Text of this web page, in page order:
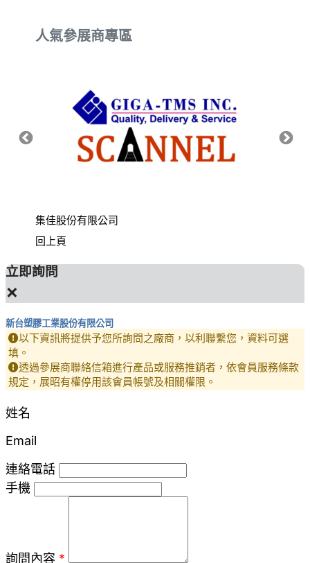
人氣參展商專區
集佳股份有限公司
回上頁
立即詢問
×
新台塑膠工業股份有限公司
以下資訊將提供予您所詢問之廠商，以利聯繫您，資料可選
填。
透過參展商聯絡信箱進行產品或服務推銷者，依會員服務條款
規定，展昭有權停用該會員帳號及相關權限。
姓名
Email
連絡電話
手機
詢問內容 *